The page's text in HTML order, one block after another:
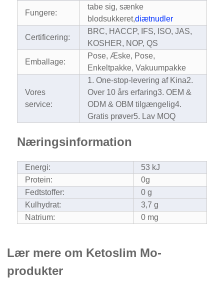
Fungere:
tabe sig, sænke
blodsukkeret,diætnudler
Certificering:
BRC, HACCP, IFS, ISO, JAS,
KOSHER, NOP, QS
Emballage:
Pose, Æske, Pose,
Enkeltpakke, Vakuumpakke
Vores
service:
1. One-stop-levering af Kina2.
Over 10 års erfaring3. OEM &
ODM & OBM tilgængelig4.
Gratis prøver5. Lav MOQ
Næringsinformation
Energi:
53 kJ
Protein:
0g
Fedtstoffer:
0 g
Kulhydrat:
3,7 g
Natrium:
0 mg
Lær mere om Ketoslim Mo-
produkter